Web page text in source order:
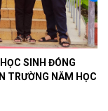
SINH ĐÓNG
TRƯỜNG NĂM HỌC